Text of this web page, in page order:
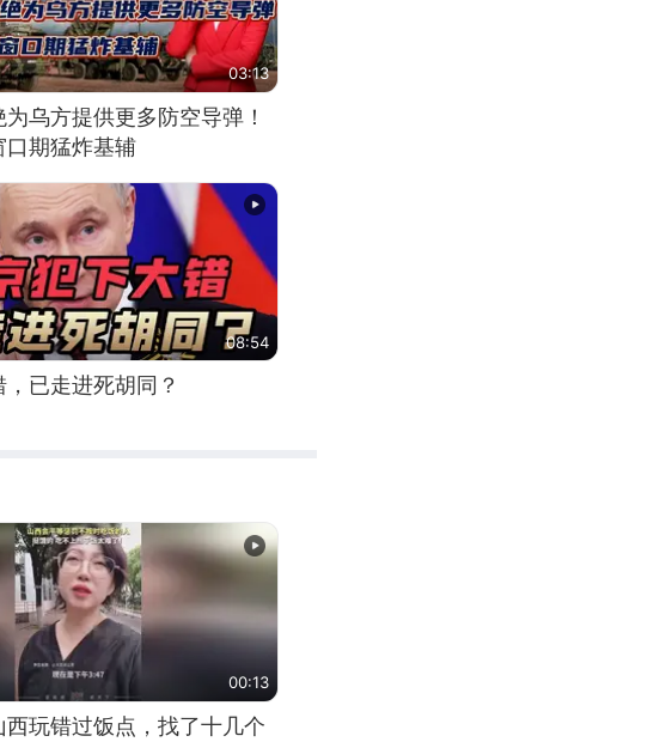
03:13
乌方提供更多防空导弹！
口期猛炸基辅
08:54
已走进死胡同？
00:13
西玩错过饭点，找了十几个